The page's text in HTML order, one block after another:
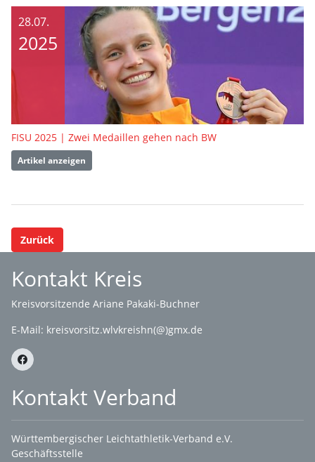
28.07.
2025
FISU 2025 | Zwei Medaillen gehen nach BW
Artikel anzeigen
Zurück
Kontakt Kreis
Kreisvorsitzende Ariane Pakaki-Buchner
E-Mail: kreisvorsitz.wlvkreishn(@)gmx.de
Kontakt Verband
Württembergischer Leichtathletik-Verband e.V.
Geschäftsstelle